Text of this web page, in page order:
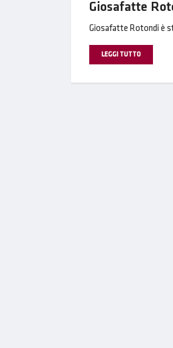
Giosafatte
Giosafatte Rotondi è
LEGGI TUTTO